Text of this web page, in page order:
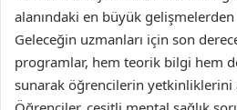
alanındaki en büyük
Geleceğin uzmanları için son
programlar, hem teorik bilgi hem
sunarak öğrencilerin yetkinliklerini